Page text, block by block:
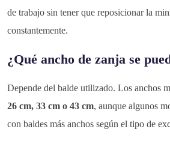
de trabajo sin tener que reposicionar la
constantemente.
¿Qué ancho de zanja se
Depende del balde utilizado. Los anchos
26 cm, 33 cm o 43 cm, aunque algunos
con baldes más anchos según el tipo de